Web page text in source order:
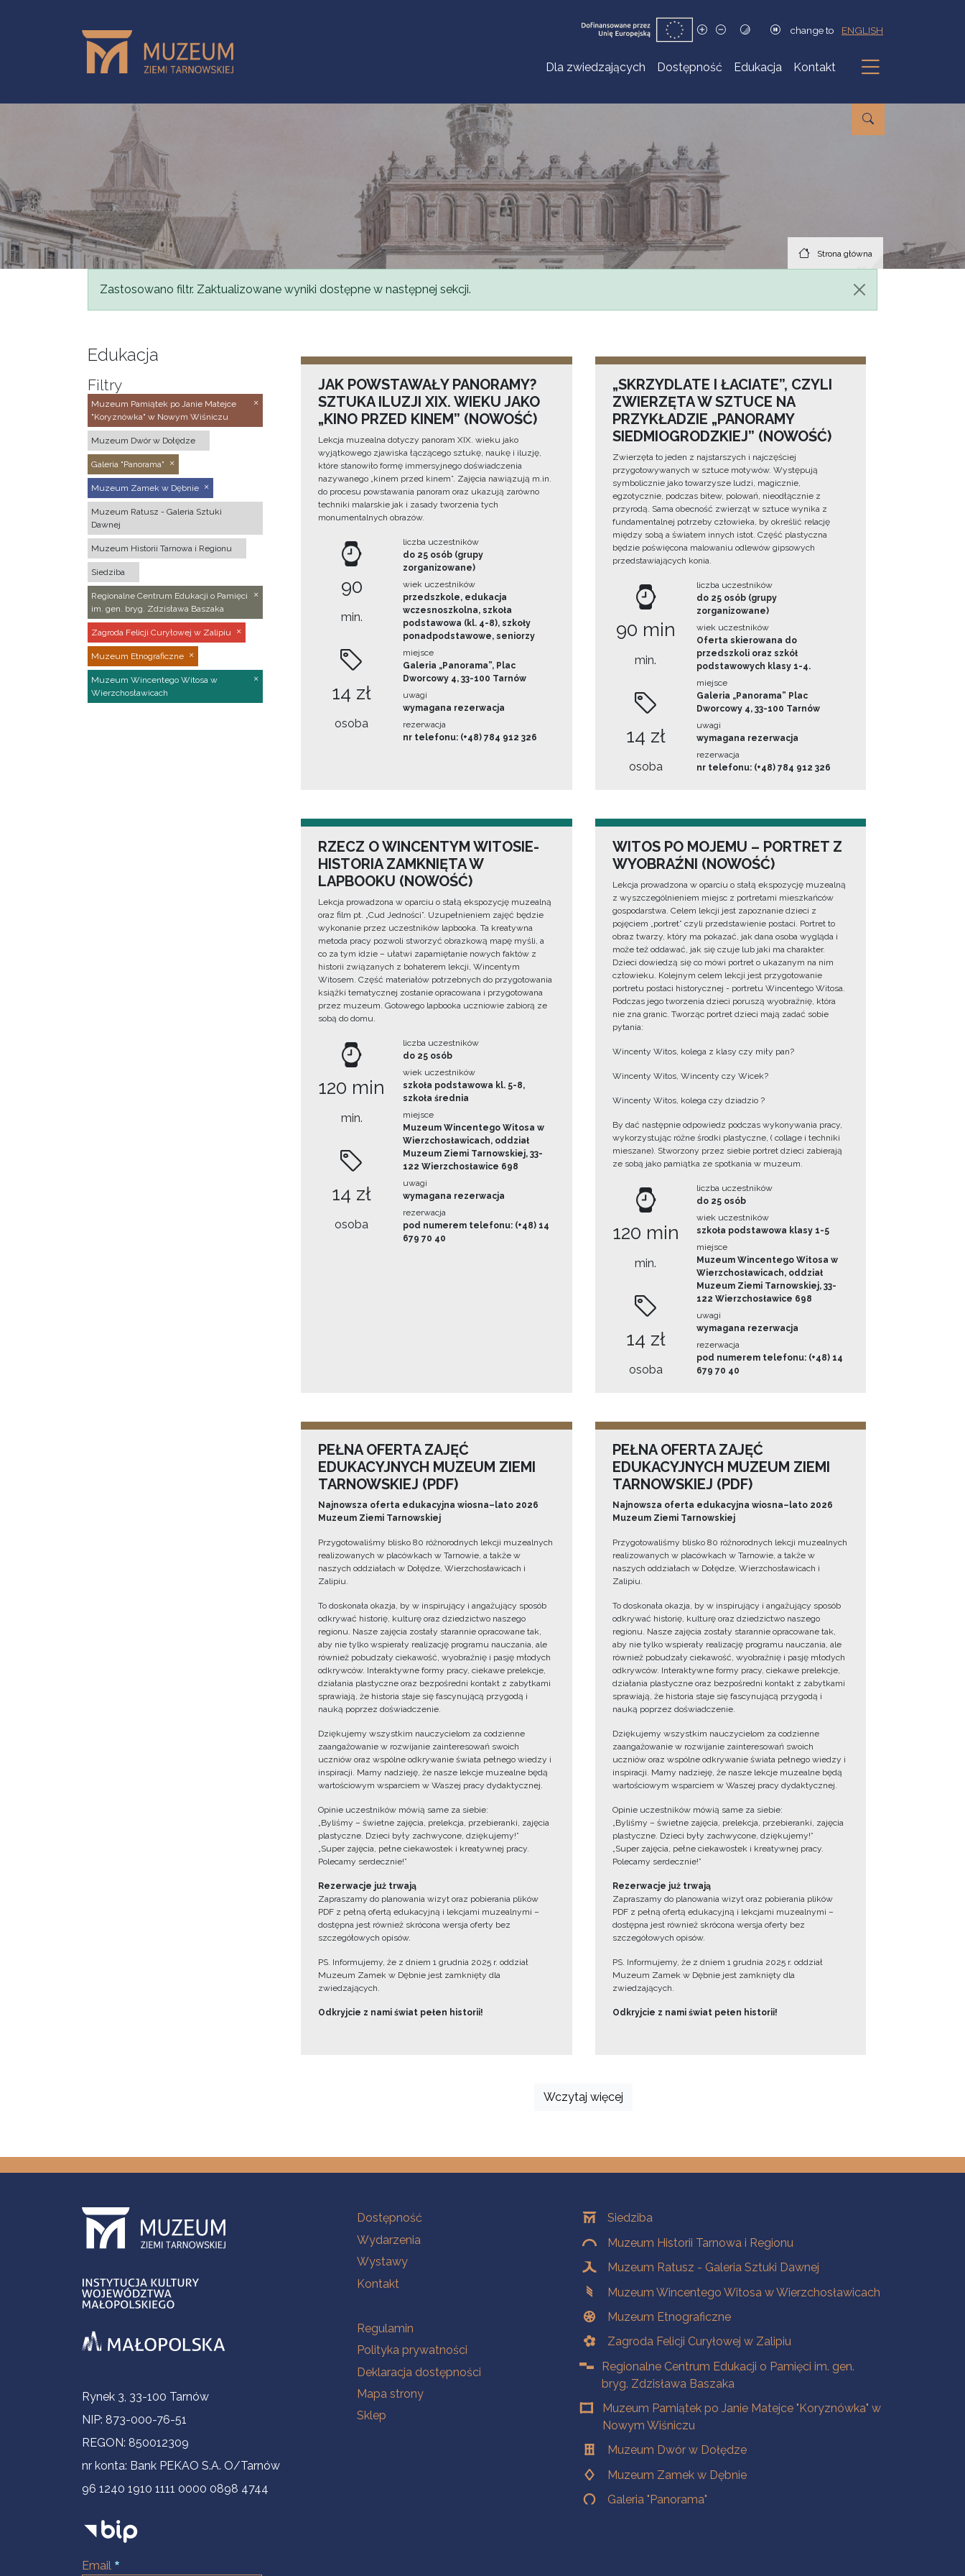
change to ENGLISH
Dla zwiedzających Dostępność Edukacja Kontakt
Podmenu
Strona główna
Komunikat
Zastosowano filtr. Zaktualizowane wyniki dostępne w następnej sekcji.
Edukacja
Filtry
Muzeum Pamiątek po Janie Matejce
"Koryznówka" w Nowym Wiśniczu
Muzeum Dwór w Dołędze
Galeria "Panorama"
Muzeum Zamek w Dębnie
Muzeum Ratusz - Galeria Sztuki
Dawnej
Muzeum Historii Tarnowa i Regionu
Siedziba
Regionalne Centrum Edukacji o Pamięci
im. gen. bryg. Zdzisława Baszaka
Zagroda Felicji Curyłowej w Zalipiu
Muzeum Etnograficzne
Muzeum Wincentego Witosa w
Wierzchosławicach
JAK POWSTAWAŁY PANORAMY?
SZTUKA ILUZJI XIX. WIEKU JAKO
„KINO PRZED KINEM” (NOWOŚĆ)
Lekcja muzealna dotyczy panoram XIX. wieku jako
wyjątkowego zjawiska łączącego sztukę, naukę i iluzję,
które stanowiło formę immersyjnego doświadczenia
nazywanego „kinem przed kinem”. Zajęcia nawiązują m.in.
do procesu powstawania panoram oraz ukazują zarówno
techniki malarskie jak i zasady tworzenia tych
monumentalnych obrazów.
90
min.
14 zł
osoba
liczba uczestników
do 25 osób (grupy
zorganizowane)
wiek uczestników
przedszkole, edukacja
wczesnoszkolna, szkoła
podstawowa (kl. 4-8), szkoły
ponadpodstawowe, seniorzy
miejsce
Galeria „Panorama”, Plac
Dworcowy 4, 33-100 Tarnów
uwagi
wymagana rezerwacja
rezerwacja
nr telefonu: (+48) 784 912 326
„SKRZYDLATE I ŁACIATE”, CZYLI
ZWIERZĘTA W SZTUCE NA
PRZYKŁADZIE „PANORAMY
SIEDMIOGRODZKIEJ” (NOWOŚĆ)
Zwierzęta to jeden z najstarszych i najczęściej
przygotowywanych w sztuce motywów. Występują
symbolicznie jako towarzysze ludzi, magicznie,
egzotycznie, podczas bitew, polowań, nieodłącznie z
przyrodą. Sama obecność zwierząt w sztuce wynika z
fundamentalnej potrzeby człowieka, by określić relację
między sobą a światem innych istot. Część plastyczna
będzie poświęcona malowaniu odlewów gipsowych
przedstawiających konia.
90 min
min.
14 zł
osoba
liczba uczestników
do 25 osób (grupy
zorganizowane)
wiek uczestników
Oferta skierowana do
przedszkoli oraz szkół
podstawowych klasy 1-4.
miejsce
Galeria „Panorama” Plac
Dworcowy 4, 33-100 Tarnów
uwagi
wymagana rezerwacja
rezerwacja
nr telefonu: (+48) 784 912 326
RZECZ O WINCENTYM WITOSIE-
HISTORIA ZAMKNIĘTA W
LAPBOOKU (NOWOŚĆ)
Lekcja prowadzona w oparciu o stałą ekspozycję muzealną
oraz film pt. „Cud Jedności”. Uzupełnieniem zajęć będzie
wykonanie przez uczestników lapbooka. Ta kreatywna
metoda pracy pozwoli stworzyć obrazkową mapę myśli, a
co za tym idzie – ułatwi zapamiętanie nowych faktów z
historii związanych z bohaterem lekcji, Wincentym
Witosem. Część materiałów potrzebnych do przygotowania
książki tematycznej zostanie opracowana i przygotowana
przez muzeum. Gotowego lapbooka uczniowie zabiorą ze
sobą do domu.
120 min
min.
14 zł
osoba
liczba uczestników
do 25 osób
wiek uczestników
szkoła podstawowa kl. 5-8,
szkoła średnia
miejsce
Muzeum Wincentego Witosa w
Wierzchosławicach, oddział
Muzeum Ziemi Tarnowskiej, 33-
122 Wierzchosławice 698
uwagi
wymagana rezerwacja
rezerwacja
pod numerem telefonu: (+48) 14
679 70 40
WITOS PO MOJEMU – PORTRET Z
WYOBRAŹNI (NOWOŚĆ)
Lekcja prowadzona w oparciu o stałą ekspozycję muzealną
z wyszczególnieniem miejsc z portretami mieszkańców
gospodarstwa. Celem lekcji jest zapoznanie dzieci z
pojęciem „portret” czyli przedstawienie postaci. Portret to
obraz twarzy, który ma pokazać, jak dana osoba wygląda i
może też oddawać, jak się czuje lub jaki ma charakter.
Dzieci dowiedzą się co mówi portret o ukazanym na nim
człowieku. Kolejnym celem lekcji jest przygotowanie
portretu postaci historycznej - portretu Wincentego Witosa.
Podczas jego tworzenia dzieci poruszą wyobraźnię, która
nie zna granic. Tworząc portret dzieci mają zadać sobie
pytania:
Wincenty Witos, kolega z klasy czy miły pan?
Wincenty Witos, Wincenty czy Wicek?
Wincenty Witos, kolega czy dziadzio ?
By dać następnie odpowiedz podczas wykonywania pracy,
wykorzystując różne środki plastyczne, ( collage i techniki
mieszane). Stworzony przez siebie portret dzieci zabierają
ze sobą jako pamiątka ze spotkania w muzeum.
120 min
min.
14 zł
osoba
liczba uczestników
do 25 osób
wiek uczestników
szkoła podstawowa klasy 1-5
miejsce
Muzeum Wincentego Witosa w
Wierzchosławicach, oddział
Muzeum Ziemi Tarnowskiej, 33-
122 Wierzchosławice 698
uwagi
wymagana rezerwacja
rezerwacja
pod numerem telefonu: (+48) 14
679 70 40
PEŁNA OFERTA ZAJĘĆ
EDUKACYJNYCH MUZEUM ZIEMI
TARNOWSKIEJ (PDF)
Najnowsza oferta edukacyjna wiosna–lato 2026
Muzeum Ziemi Tarnowskiej
Przygotowaliśmy blisko 80 różnorodnych lekcji muzealnych
realizowanych w placówkach w Tarnowie, a także w
naszych oddziałach w Dołędze, Wierzchosławicach i
Zalipiu.
To doskonała okazja, by w inspirujący i angażujący sposób
odkrywać historię, kulturę oraz dziedzictwo naszego
regionu. Nasze zajęcia zostały starannie opracowane tak,
aby nie tylko wspierały realizację programu nauczania, ale
również pobudzały ciekawość, wyobraźnię i pasję młodych
odkrywców. Interaktywne formy pracy, ciekawe prelekcje,
działania plastyczne oraz bezpośredni kontakt z zabytkami
sprawiają, że historia staje się fascynującą przygodą i
nauką poprzez doświadczenie.
Dziękujemy wszystkim nauczycielom za codzienne
zaangażowanie w rozwijanie zainteresowań swoich
uczniów oraz wspólne odkrywanie świata pełnego wiedzy i
inspiracji. Mamy nadzieję, że nasze lekcje muzealne będą
wartościowym wsparciem w Waszej pracy dydaktycznej.
Opinie uczestników mówią same za siebie:
„Byliśmy – świetne zajęcia, prelekcja, przebieranki, zajęcia
plastyczne. Dzieci były zachwycone, dziękujemy!”
„Super zajęcia, pełne ciekawostek i kreatywnej pracy.
Polecamy serdecznie!”
Rezerwacje już trwają
Zapraszamy do planowania wizyt oraz pobierania plików
PDF z pełną ofertą edukacyjną i lekcjami muzealnymi –
dostępna jest również skrócona wersja oferty bez
szczegółowych opisów.
PS. Informujemy, że z dniem 1 grudnia 2025 r. oddział
Muzeum Zamek w Dębnie jest zamknięty dla
zwiedzających.
Odkryjcie z nami świat pełen historii!
PEŁNA OFERTA ZAJĘĆ
EDUKACYJNYCH MUZEUM ZIEMI
TARNOWSKIEJ (PDF)
Najnowsza oferta edukacyjna wiosna–lato 2026
Muzeum Ziemi Tarnowskiej
Przygotowaliśmy blisko 80 różnorodnych lekcji muzealnych
realizowanych w placówkach w Tarnowie, a także w
naszych oddziałach w Dołędze, Wierzchosławicach i
Zalipiu.
To doskonała okazja, by w inspirujący i angażujący sposób
odkrywać historię, kulturę oraz dziedzictwo naszego
regionu. Nasze zajęcia zostały starannie opracowane tak,
aby nie tylko wspierały realizację programu nauczania, ale
również pobudzały ciekawość, wyobraźnię i pasję młodych
odkrywców. Interaktywne formy pracy, ciekawe prelekcje,
działania plastyczne oraz bezpośredni kontakt z zabytkami
sprawiają, że historia staje się fascynującą przygodą i
nauką poprzez doświadczenie.
Dziękujemy wszystkim nauczycielom za codzienne
zaangażowanie w rozwijanie zainteresowań swoich
uczniów oraz wspólne odkrywanie świata pełnego wiedzy i
inspiracji. Mamy nadzieję, że nasze lekcje muzealne będą
wartościowym wsparciem w Waszej pracy dydaktycznej.
Opinie uczestników mówią same za siebie:
„Byliśmy – świetne zajęcia, prelekcja, przebieranki, zajęcia
plastyczne. Dzieci były zachwycone, dziękujemy!”
„Super zajęcia, pełne ciekawostek i kreatywnej pracy.
Polecamy serdecznie!”
Rezerwacje już trwają
Zapraszamy do planowania wizyt oraz pobierania plików
PDF z pełną ofertą edukacyjną i lekcjami muzealnymi –
dostępna jest również skrócona wersja oferty bez
szczegółowych opisów.
PS. Informujemy, że z dniem 1 grudnia 2025 r. oddział
Muzeum Zamek w Dębnie jest zamknięty dla
zwiedzających.
Odkryjcie z nami świat pełen historii!
Wczytaj więcej
Informacje kontaktowe
Rynek 3, 33-100 Tarnów
NIP: 873-000-76-51
REGON: 850012309
nr konta: Bank PEKAO S.A. O/Tarnów
96 1240 1910 1111 0000 0898 4744
Email
Na skróty
Dostępność
Wydarzenia
Wystawy
Kontakt
Na skróty
Regulamin
Polityka prywatności
Deklaracja dostępności
Mapa strony
Sklep
OddziałySiedziba
Muzeum Historii Tarnowa i Regionu
Muzeum Ratusz - Galeria Sztuki Dawnej
Muzeum Wincentego Witosa w Wierzchosławicach
Muzeum Etnograficzne
Zagroda Felicji Curyłowej w Zalipiu
Regionalne Centrum Edukacji o Pamięci im. gen.
bryg. Zdzisława Baszaka
Muzeum Pamiątek po Janie Matejce "Koryznówka" w
Nowym Wiśniczu
Muzeum Dwór w Dołędze
Muzeum Zamek w Dębnie
Galeria "Panorama"